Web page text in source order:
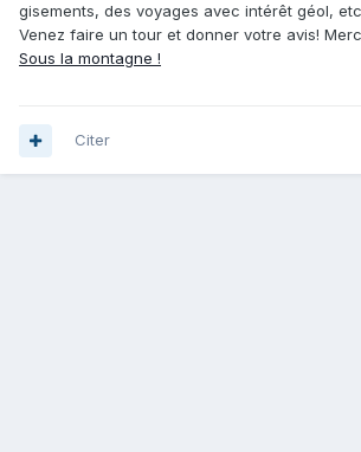
gisements, des voyages avec intérêt géol,
Venez faire un tour et donner votre avis!
Sous la montagne !
Citer